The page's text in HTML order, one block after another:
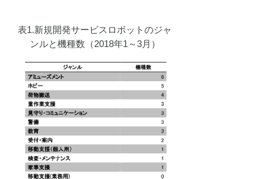
表1.新規開発サービスロボットのジャ
ンルと機種数（2018年1～3月）